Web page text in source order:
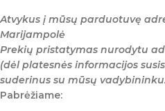
Atvykus į mūsų parduotuvę
Marijampolė
Prekių pristatymas nurodytu
(dėl platesnės informacijos
suderinus su mūsų
Pabrėžiame: